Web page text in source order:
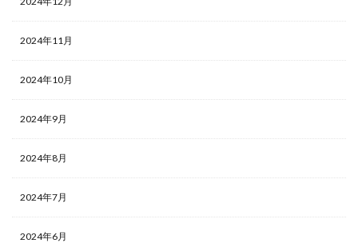
2024年11月
2024年10月
2024年9月
2024年8月
2024年7月
2024年6月